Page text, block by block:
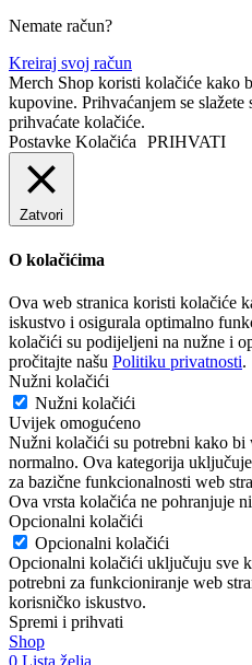
Nemate račun?
Kreiraj svoj račun
Merch Shop koristi kolačiće kako
kupovine. Prihvaćanjem se
prihvaćate kolačiće.
Postavke Kolačića PRIHVATI
Zatvori
O kolačićima
Ova web stranica koristi kolačiće
iskustvo i osigurala optimalno
kolačići su podijeljeni na nužne i
pročitajte našu Politiku privatnosti.
Nužni kolačići
Nužni kolačići
Uvijek omogućeno
Nužni kolačići su potrebni kako bi
normalno. Ova kategorija
za bazične funkcionalnosti web
Ova vrsta kolačića ne pohranjuje
Opcionalni kolačići
Opcionalni kolačići
Opcionalni kolačići uključuju sve
potrebni za funkcioniranje web
korisničko iskustvo.
Spremi i prihvati
Shop
0 Lista želja